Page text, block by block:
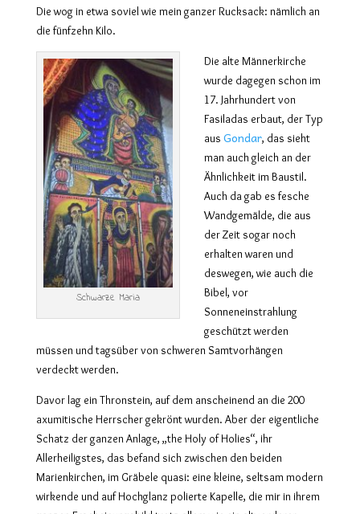
Die wog in etwa soviel wie mein ganzer Rucksack: nämlich an
die fünfzehn Kilo.
Schwarze Maria
Die alte Männerkirche
wurde dagegen schon im
17. Jahrhundert von
Fasiladas erbaut, der Typ
aus Gondar, das sieht
man auch gleich an der
Ähnlichkeit im Baustil.
Auch da gab es fesche
Wandgemälde, die aus
der Zeit sogar noch
erhalten waren und
deswegen, wie auch die
Bibel, vor
Sonneneinstrahlung
geschützt werden
müssen und tagsüber von schweren Samtvorhängen
verdeckt werden.
Davor lag ein Thronstein, auf dem anscheinend an die 200
axumitische Herrscher gekrönt wurden. Aber der eigentliche
Schatz der ganzen Anlage, „the Holy of Holies“, ihr
Allerheiligstes, das befand sich zwischen den beiden
Marienkirchen, im Gräbele quasi: eine kleine, seltsam modern
wirkende und auf Hochglanz polierte Kapelle, die mir in ihrem